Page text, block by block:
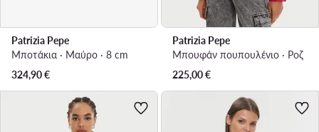
Patrizia Pepe
Μποτάκια · Μαύρο · 8 cm
324,90€
Patrizia Pepe
Μπουφάν πουπουλένιο · Ροζ
225,00€